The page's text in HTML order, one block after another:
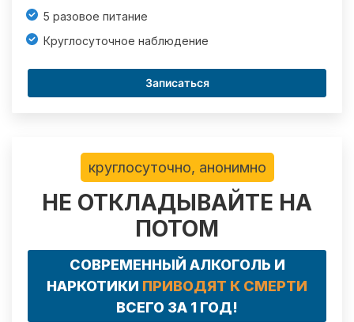
5 разовое питание
Круглосуточное наблюдение
Записаться
круглосуточно, анонимно
НЕ ОТКЛАДЫВАЙТЕ НА
ПОТОМ
СОВРЕМЕННЫЙ АЛКОГОЛЬ И
НАРКОТИКИ ПРИВОДЯТ К СМЕРТИ
ВСЕГО ЗА 1 ГОД!